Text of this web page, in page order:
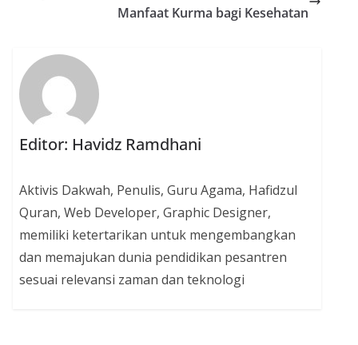
Manfaat Kurma bagi Kesehatan
Editor: Havidz Ramdhani
Aktivis Dakwah, Penulis, Guru Agama, Hafidzul
Quran, Web Developer, Graphic Designer,
memiliki ketertarikan untuk mengembangkan
dan memajukan dunia pendidikan pesantren
sesuai relevansi zaman dan teknologi